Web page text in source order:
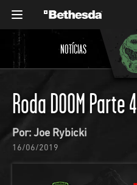
NOTÍCIAS
Roda DOOM Parte 4
Por: Joe Rybicki
16/06/2019